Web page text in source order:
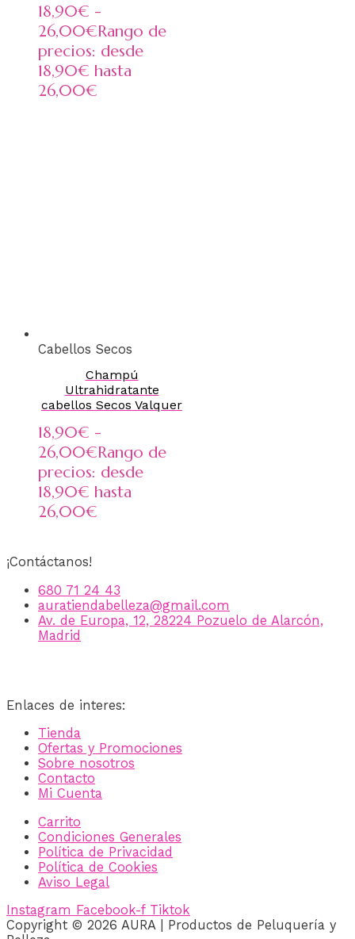
18,90€ -
26,00€Rango de
precios: desde
18,90€ hasta
26,00€
Cabellos Secos
Champú
Ultrahidratante
cabellos Secos Valquer
18,90€ -
26,00€Rango de
precios: desde
18,90€ hasta
26,00€
¡Contáctanos!
680 71 24 43
auratiendabelleza@gmail.com
Av. de Europa, 12, 28224 Pozuelo de Alarcón,
Madrid
Enlaces de interes:
Tienda
Ofertas y Promociones
Sobre nosotros
Contacto
Mi Cuenta
Carrito
Condiciones Generales
Política de Privacidad
Política de Cookies
Aviso Legal
Instagram Facebook-f Tiktok
Copyright © 2026 AURA | Productos de Peluquería y